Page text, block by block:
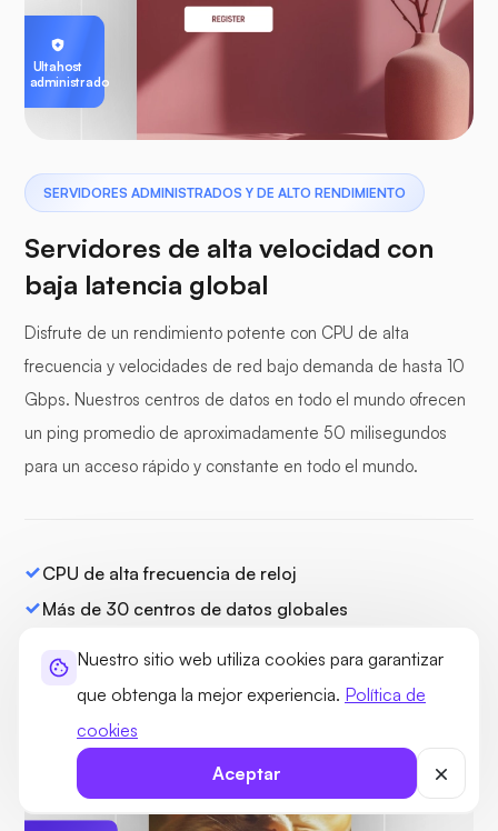
Nuestro sitio web utiliza cookies para garantizar
que obtenga la mejor experiencia. Política de
cookies
Aceptar
SERVIDORES ADMINISTRADOS Y DE ALTO RENDIMIENTO
Servidores de alta velocidad con
baja latencia global
Disfrute de un rendimiento potente con CPU de alta
frecuencia y velocidades de red bajo demanda de hasta 10
Gbps. Nuestros centros de datos en todo el mundo ofrecen
un ping promedio de aproximadamente 50 milisegundos
para un acceso rápido y constante en todo el mundo.
CPU de alta frecuencia de reloj
Más de 30 centros de datos globales
Enlaces ascendentes de red de 100 Gbps
Ultahost
administrado